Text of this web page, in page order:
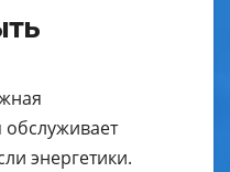
обслуживает
энергетики.